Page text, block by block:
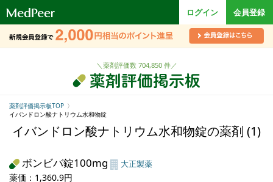
ロ
ゴ
ログイン 会員登録
＼薬剤評価数 704,850 件／
薬剤評価掲示板TOP
イバンドロン酸ナトリウム水和物錠
イバンドロン酸ナトリウム水和物錠の薬剤 (1)
ボンビバ錠100mg 大正製薬
薬価：1,360.9円